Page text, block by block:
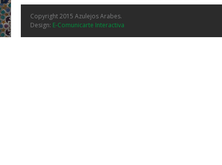
Copyright 2015 Azulejos Arabes.
Design: E-Comunicarte Interactiva